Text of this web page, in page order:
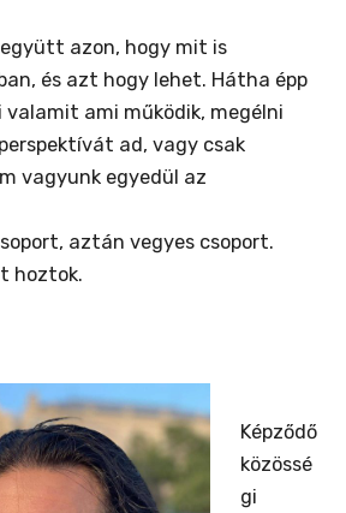
azon, hogy mit is
és azt hogy lehet. Hátha épp
ami működik, megélni
ad, vagy csak
vagyunk egyedül az
aztán vegyes csoport.
hoztok.
Képződő
közössé
gi